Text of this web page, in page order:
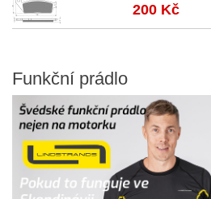
200 Kč
Funkční prádlo